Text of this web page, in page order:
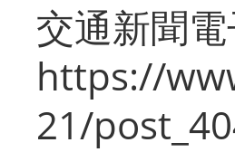
交通新聞
https://
21/